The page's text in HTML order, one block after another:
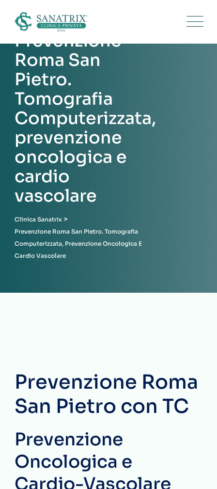
content
Prevenzione
Roma San
Pietro.
Tomografia
Computerizzata,
prevenzione
oncologica e
cardio
vascolare
Clinica Sanatrix >
Prevenzione Roma San Pietro. Tomografia
Computerizzata, Prevenzione Oncologica E
Cardio Vascolare
Prevenzione Roma
San Pietro con TC
Prevenzione
Oncologica e
Cardio-Vascolare